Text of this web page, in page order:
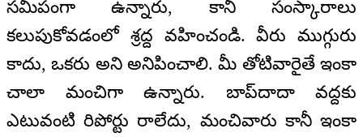
సమీపంగా ఉన్నారు, కానీ సంస్కారాలు
కలుపుకోవడంలో శ్రద్ద వహించండి. వీరు ముగ్గురు
కాదు, ఒకరు అని అనిపించాలి. మీ తోటివారైతే ఇంకా
చాలా మంచిగా ఉన్నారు. బాప్‍దాదా వద్దకు
ఎటువంటి రిపోర్టు రాలేదు, మంచివారు కానీ ఇంకా